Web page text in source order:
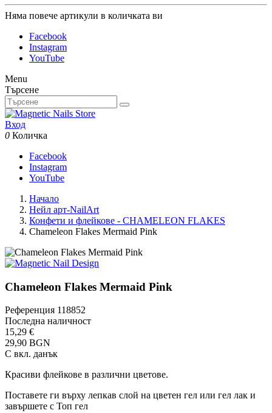
Няма повече артикули в количката ви
Facebook
Instagram
YouTube
Menu
Търсене
Вход
0 Количка
Facebook
Instagram
YouTube
Начало
Нейл арт-NailArt
Конфети и флейкове - CHAMELEON FLAKES
Chameleon Flakes Mermaid Pink
Chameleon Flakes Mermaid Pink
Референция 118852
Последна наличност
15,29 €
29,90 BGN
С вкл. данък
Красиви флейкове в различни цветове.
Поставете ги върху лепкав слой на цветен гел или гел лак и
завършете с Топ гел